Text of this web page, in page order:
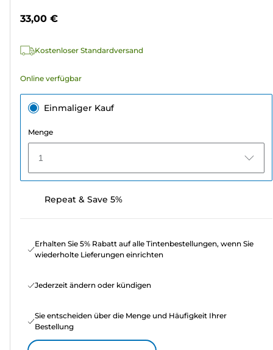
2
33,00 €
Kostenloser Standardversand
Online verfügbar
Einmaliger Kauf
Menge
1
Repeat & Save 5%
Erhalten Sie 5% Rabatt auf alle Tintenbestellungen, wenn Sie
wiederholte Lieferungen einrichten
Jederzeit ändern oder kündigen
Sie entscheiden über die Menge und Häufigkeit Ihrer
Bestellung